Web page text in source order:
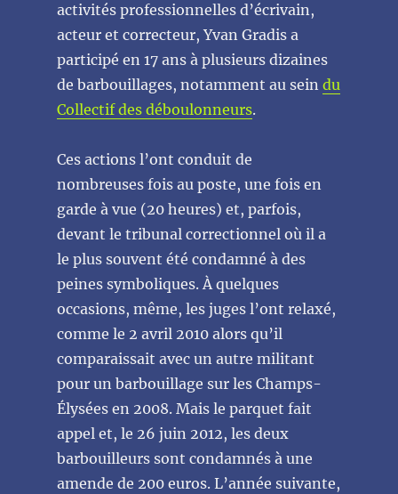
activités professionnelles d’écrivain,
acteur et correcteur, Yvan Gradis a
participé en 17 ans à plusieurs dizaines
de barbouillages, notamment au sein du
Collectif des déboulonneurs.
Ces actions l’ont conduit de
nombreuses fois au poste, une fois en
garde à vue (20 heures) et, parfois,
devant le tribunal correctionnel où il a
le plus souvent été condamné à des
peines symboliques. À quelques
occasions, même, les juges l’ont relaxé,
comme le 2 avril 2010 alors qu’il
comparaissait avec un autre militant
pour un barbouillage sur les Champs-
Élysées en 2008. Mais le parquet fait
appel et, le 26 juin 2012, les deux
barbouilleurs sont condamnés à une
amende de 200 euros. L’année suivante,